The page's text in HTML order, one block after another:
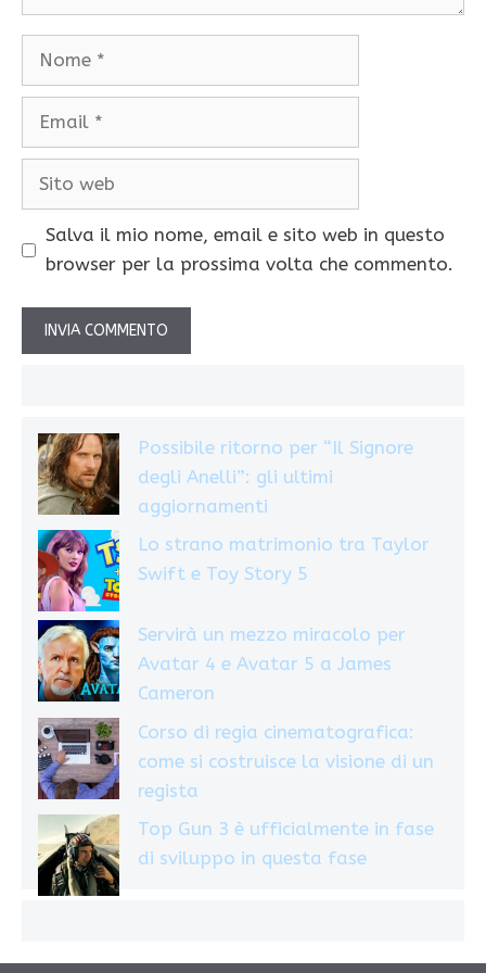
Nome
Email
Sito
Salva il mio nome, email e sito web in questo
browser per la prossima volta che commento.
Possibile ritorno per “Il Signore
degli Anelli”: gli ultimi
aggiornamenti
Lo strano matrimonio tra Taylor
Swift e Toy Story 5
Servirà un mezzo miracolo per
Avatar 4 e Avatar 5 a James
Cameron
Corso di regia cinematografica:
come si costruisce la visione di un
regista
Top Gun 3 è ufficialmente in fase
di sviluppo in questa fase